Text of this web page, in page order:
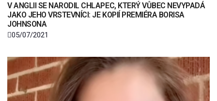
V ANGLII SE NARODIL CHLAPEC, KTERÝ VŮBEC NEVYPADÁ
JAKO JEHO VRSTEVNÍCI: JE KOPIÍ PREMIÉRA BORISA
JOHNSONA
05/07/2021